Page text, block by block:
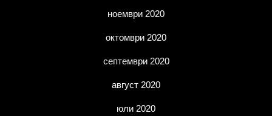
ноември 2020
октомври 2020
септември 2020
август 2020
юли 2020